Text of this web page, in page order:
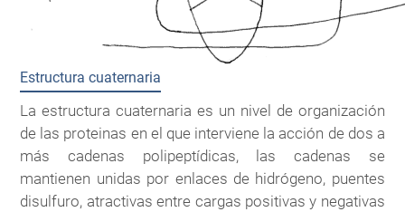
Estructura cuaternaria
La estructura cuaternaria es un nivel de organización
de las proteinas en el que interviene la acción de dos a
más cadenas polipeptídicas, las cadenas se
mantienen unidas por enlaces de hidrógeno, puentes
disulfuro, atractivas entre cargas positivas y negativas